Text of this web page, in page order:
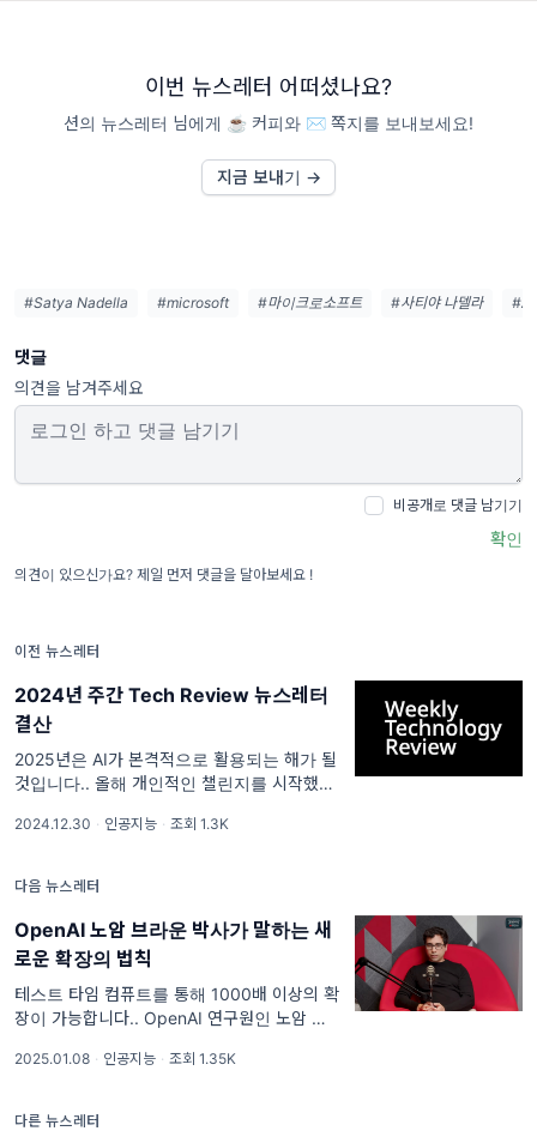
이번 뉴스레터 어떠셨나요?
션의 뉴스레터 님에게 ☕️ 커피와 ✉️ 쪽지를 보내보세요!
지금 보내기 →
#Satya Nadella #microsoft #마이크로소프트 #사티야 나델라 #AI
댓글
의견을 남겨주세요
비공개로 댓글 남기기
확인
의견이 있으신가요? 제일 먼저 댓글을 달아보세요 !
이전 뉴스레터
2024년 주간 Tech Review 뉴스레터
결산
2025년은 AI가 본격적으로 활용되는 해가 될
것입니다.. 올해 개인적인 챌린지를 시작했습니
주간 테크놀로지 리뷰라고 정하고 매주 2회씩
정도 올려보
2024.12.30 · 인공지능 · 조회 1.3K
다음 뉴스레터
OpenAI 노암 브라운 박사가 말하는 새
로운 확장의 법칙
테스트 타임 컴퓨트를 통해 1000배 이상의 확
장이 가능합니다.. OpenAI 연구원인 노암 브
Learning과 진행하여 2024년 12월 7일 공개
의 법
2025.01.08 · 인공지능 · 조회 1.35K
다른 뉴스레터